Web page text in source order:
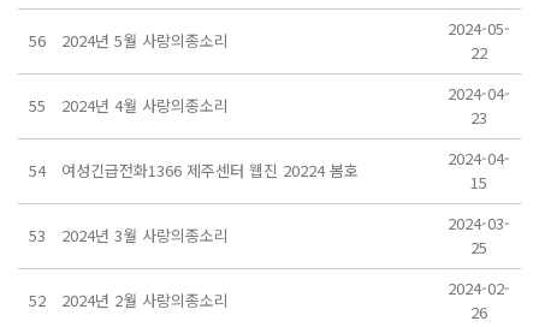
56 2024년 5월 사랑의종소리
2024-05-
22
55 2024년 4월 사랑의종소리
2024-04-
23
54 여성긴급전화1366 제주센터 웹진 20224 봄호
2024-04-
15
53 2024년 3월 사랑의종소리
2024-03-
25
52 2024년 2월 사랑의종소리
2024-02-
26